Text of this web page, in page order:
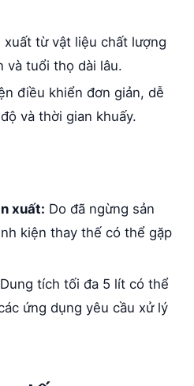
xuất từ vật liệu chất lượng
và tuổi thọ dài lâu.
điều khiển đơn giản, dễ
và thời gian khuấy.
xuất: Do đã ngừng sản
kiện thay thế có thể gặp
Dung tích tối đa 5 lít có thể
ứng dụng yêu cầu xử lý